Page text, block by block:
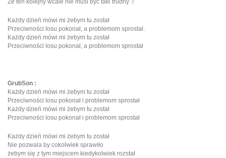
Że ten kolejny wcale nie musi być taki trudny .!
Każdy dzień mówi mi żebym tu został
Przeciwności losu pokonał, a problemom sprostał.
Każdy dzień mówi mi żebym tu został
Przeciwności losu pokonał, a problemom sprostał
GrubSon :
Każdy dzień mówi mi żebym tu został
Przeciwności losu pokonał i problemom sprostał
Każdy dzień mówi mi żebym tu został
Przeciwności losu pokonał i problemom sprostał
Każdy dzień mówi mi żebym tu został
Nie pozwala by cokolwiek sprawiło
żebym się z tym miejscem kiedykolwiek rozstał